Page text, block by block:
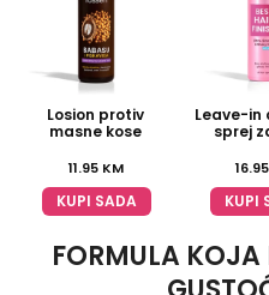
Losion protiv
masne kose
11.95 KM
KUPI SADA
Leave-in
sprej
16.95
KUPI
FORMULA KOJA